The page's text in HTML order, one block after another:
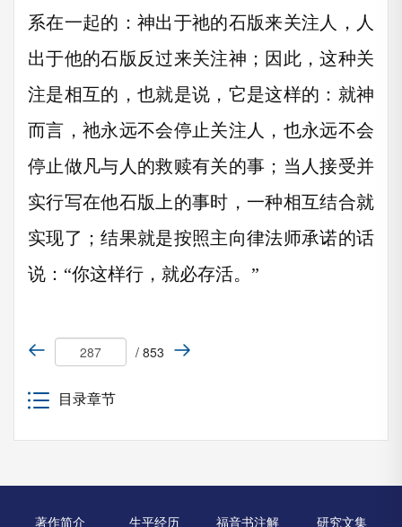
系在一起的：神出于祂的石版来关注人，人
出于他的石版反过来关注神；因此，这种关
注是相互的，也就是说，它是这样的：就神
而言，祂永远不会停止关注人，也永远不会
停止做凡与人的救赎有关的事；当人接受并
实行写在他石版上的事时，一种相互结合就
实现了；结果就是按照主向律法师承诺的话
说：“你这样行，就必存活。”
/ 853
目录章节
著作简介 生平经历 福音书注解 研究文集